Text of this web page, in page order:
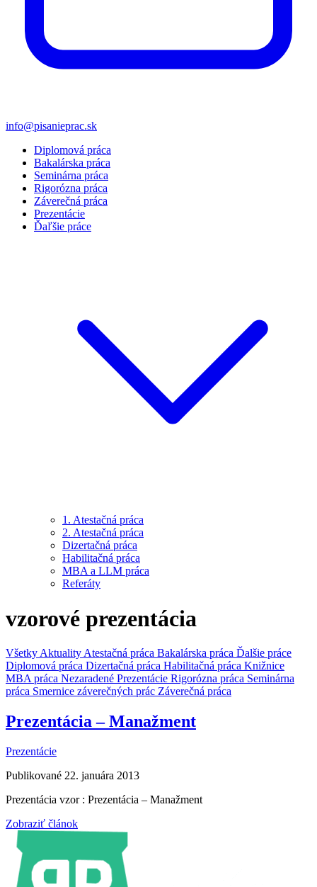
info@pisanieprac.sk
Diplomová práca
Bakalárska práca
Seminárna práca
Rigorózna práca
Záverečná práca
Prezentácie
Ďaľšie práce
1. Atestačná práca
2. Atestačná práca
Dizertačná práca
Habilitačná práca
MBA a LLM práca
Referáty
vzorové prezentácia
Všetky Aktuality Atestačná práca Bakalárska práca Ďalšie práce
Diplomová práca Dizertačná práca Habilitačná práca Knižnice
MBA práca Nezaradené Prezentácie Rigorózna práca Seminárna
práca Smernice záverečných prác Záverečná práca
Prezentácia – Manažment
Prezentácie
Publikované 22. januára 2013
Prezentácia vzor : Prezentácia – Manažment
Zobraziť článok